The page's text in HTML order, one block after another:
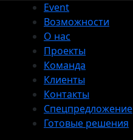
Event
Возможности
О нас
Проекты
Команда
Клиенты
Контакты
Спецпредложение
Готовые решения